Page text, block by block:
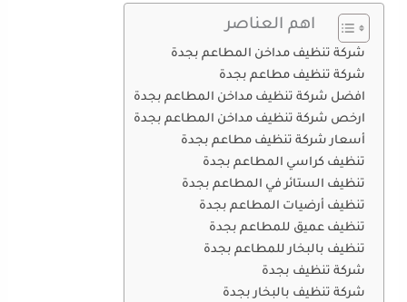
اهم العناصر
شركة تنظيف مداخن المطاعم بجدة
شركة تنظيف مطاعم بجدة
افضل شركة تنظيف مداخن المطاعم بجدة
ارخص شركة تنظيف مداخن المطاعم بجدة
أسعار شركة تنظيف مطاعم بجدة
تنظيف كراسي المطاعم بجدة
تنظيف الستائر في المطاعم بجدة
تنظيف أرضيات المطاعم بجدة
تنظيف عميق للمطاعم بجدة
تنظيف بالبخار للمطاعم بجدة
شركة تنظيف بجدة
شركة تنظيف بالبخار بجدة